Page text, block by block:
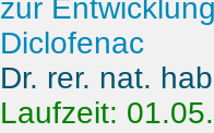
zur
Diclofenac
Dr. rer. nat.
Laufzeit: